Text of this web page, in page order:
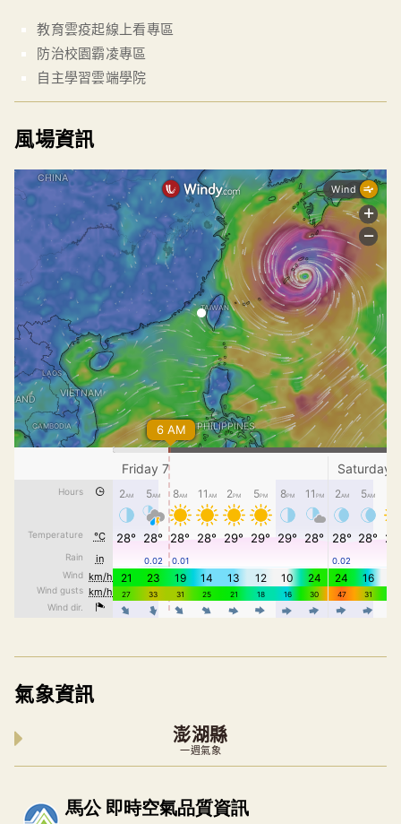
教育雲疫起線上看專區
防治校園霸凌專區
自主學習雲端學院
風場資訊
氣象資訊
澎湖縣
一週氣象
內嵌空氣品質小工具為視覺預覽，完整即時空